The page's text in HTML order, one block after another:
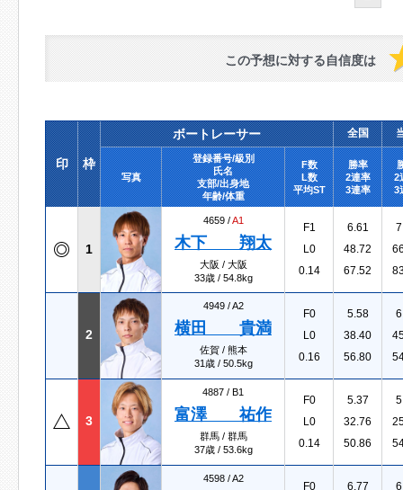
この予想に対する自信度は
印 枠
ボートレーサー 全国
写真
登録番号/級別
氏名
支部/出身地
年齢/体重
F数
L数
平均ST
勝率
2連率
3連率
2
3
1
4659 /A1
木下 翔太
大阪 / 大阪
33歳 / 54.8kg
F1
L0
0.14
6.61
48.72
67.52
2
4949 /A2
横田 貴満
佐賀 / 熊本
31歳 / 50.5kg
F0
L0
0.16
5.58
38.40
56.80
3
4887 / B1
富澤 祐作
群馬 / 群馬
37歳 / 53.6kg
F0
L0
0.14
5.37
32.76
50.86
4598 /A2
F0
6.77